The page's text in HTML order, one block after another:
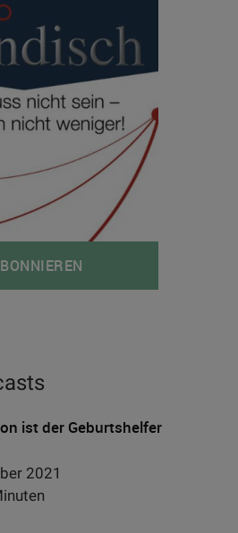
ist der Geburtshelfer
2021